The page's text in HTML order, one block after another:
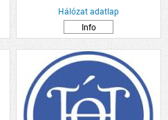
Hálózat adatlap
Info